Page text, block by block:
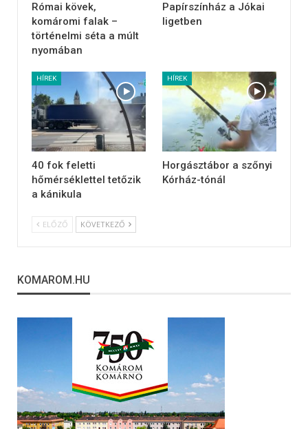
Római kövek,
komáromi falak –
történelmi séta a múlt
nyomában
Papírszínház a Jókai
ligetben
HÍREK
40 fok feletti
hőmérséklettel tetőzik
a kánikula
HÍREK
Horgásztábor a szőnyi
Kórház-tónál
ELŐZŐ KÖVETKEZŐ
KOMAROM.HU